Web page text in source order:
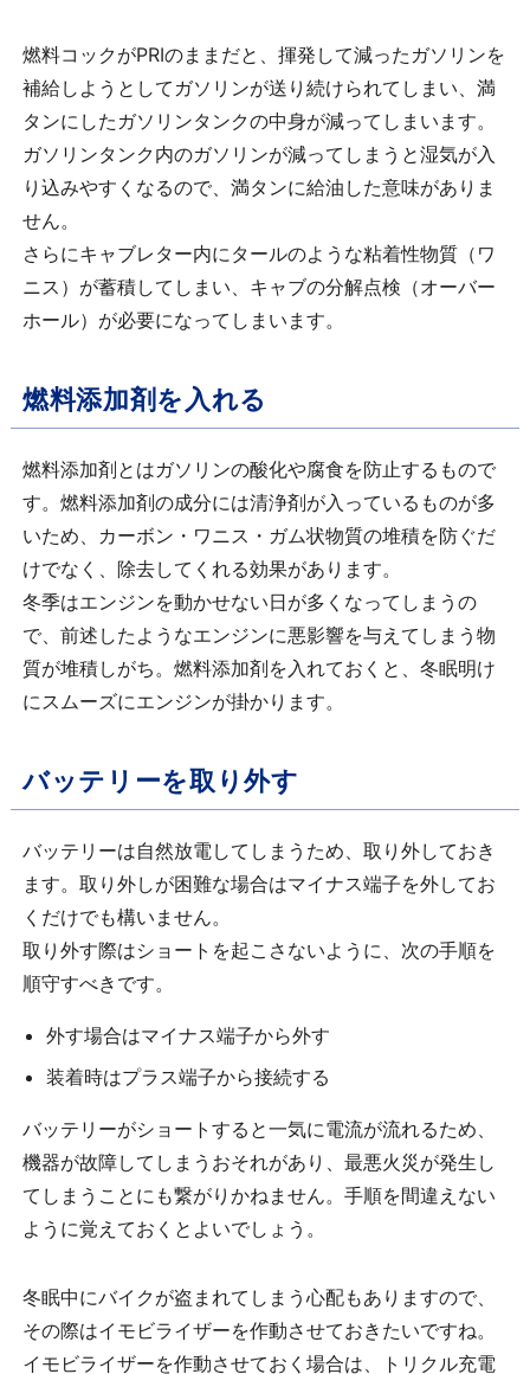
燃料コックがPRIのままだと、揮発して減ったガソリンを
補給しようとしてガソリンが送り続けられてしまい、満
タンにしたガソリンタンクの中身が減ってしまいます。
ガソリンタンク内のガソリンが減ってしまうと湿気が入
り込みやすくなるので、満タンに給油した意味がありま
せん。
さらにキャブレター内にタールのような粘着性物質（ワ
ニス）が蓄積してしまい、キャブの分解点検（オーバー
ホール）が必要になってしまいます。
燃料添加剤を入れる
燃料添加剤とはガソリンの酸化や腐食を防止するもので
す。燃料添加剤の成分には清浄剤が入っているものが多
いため、カーボン・ワニス・ガム状物質の堆積を防ぐだ
けでなく、除去してくれる効果があります。
冬季はエンジンを動かせない日が多くなってしまうの
で、前述したようなエンジンに悪影響を与えてしまう物
質が堆積しがち。燃料添加剤を入れておくと、冬眠明け
にスムーズにエンジンが掛かります。
バッテリーを取り外す
バッテリーは自然放電してしまうため、取り外しておき
ます。取り外しが困難な場合はマイナス端子を外してお
くだけでも構いません。
取り外す際はショートを起こさないように、次の手順を
順守すべきです。
外す場合はマイナス端子から外す
装着時はプラス端子から接続する
バッテリーがショートすると一気に電流が流れるため、
機器が故障してしまうおそれがあり、最悪火災が発生し
てしまうことにも繋がりかねません。手順を間違えない
ように覚えておくとよいでしょう。
冬眠中にバイクが盗まれてしまう心配もありますので、
その際はイモビライザーを作動させておきたいですね。
イモビライザーを作動させておく場合は、トリクル充電